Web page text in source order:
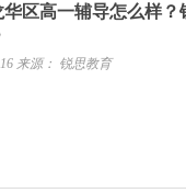
华区高一辅导怎么样？
来源： 锐思教育